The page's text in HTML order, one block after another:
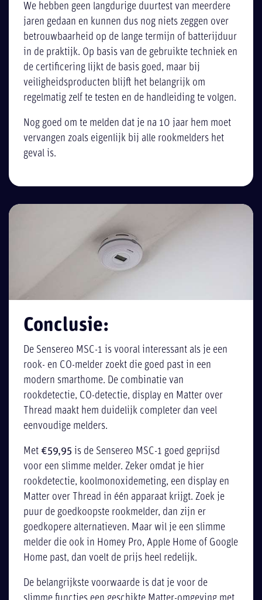
We hebben geen langdurige duurtest van meerdere
jaren gedaan en kunnen dus nog niets zeggen over
betrouwbaarheid op de lange termijn of batterijduur
in de praktijk. Op basis van de gebruikte techniek en
de certificering lijkt de basis goed, maar bij
veiligheidsproducten blijft het belangrijk om
regelmatig zelf te testen en de handleiding te volgen.
Nog goed om te melden dat je na 10 jaar hem moet
vervangen zoals eigenlijk bij alle rookmelders het
geval is.
Conclusie:
De Sensereo MSC-1 is vooral interessant als je een
rook- en CO-melder zoekt die goed past in een
modern smarthome. De combinatie van
rookdetectie, CO-detectie, display en Matter over
Thread maakt hem duidelijk completer dan veel
eenvoudige melders.
Met €59,95 is de Sensereo MSC-1 goed geprijsd
voor een slimme melder. Zeker omdat je hier
rookdetectie, koolmonoxidemeting, een display en
Matter over Thread in één apparaat krijgt. Zoek je
puur de goedkoopste rookmelder, dan zijn er
goedkopere alternatieven. Maar wil je een slimme
melder die ook in Homey Pro, Apple Home of Google
Home past, dan voelt de prijs heel redelijk.
De belangrijkste voorwaarde is dat je voor de